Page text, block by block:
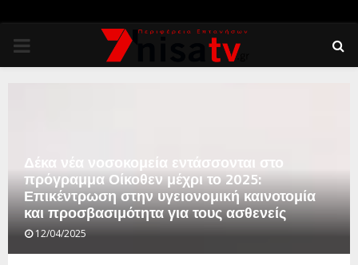
PRIMARY
Δέκα νέα νοσοκομεία εντάσσονται στο
πρόγραμμα Οίκοθεν μέχρι το 2025:
Επικέντρωση στην υγειονομική καινοτομία
και προσβασιμότητα για τους ασθενείς
12/04/2025